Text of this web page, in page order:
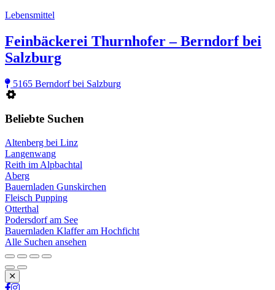
Lebensmittel
Feinbäckerei Thurnhofer – Berndorf bei
Salzburg
5165 Berndorf bei Salzburg
Beliebte Suchen
Altenberg bei Linz
Langenwang
Reith im Alpbachtal
Aberg
Bauernladen Gunskirchen
Fleisch Pupping
Otterthal
Podersdorf am See
Bauernladen Klaffer am Hochficht
Alle Suchen ansehen
Schließen